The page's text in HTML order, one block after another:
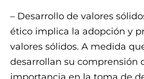
– Desarrollo de valores
ético implica la adopción y
valores sólidos. A medida
desarrollan su comprensión
importancia en la toma de